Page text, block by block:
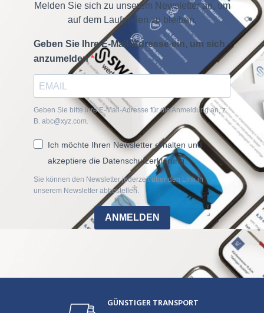
Melden Sie sich zu unserem Newsletter an, um
auf dem Laufenden zu bleiben.
Geben Sie Ihre E-Mail-Adresse ein, um sich
anzumelden
Geben Sie bitte Ihre E-Mail-Adresse für die Anmeldung an, z.
B. abc@xyz.com.
Ich möchte Ihren Newsletter erhalten und
akzeptiere die Datenschutzerklärung.
Sie können den Newsletter jederzeit über den Link in
unserem Newsletter abbestellen.
ANMELDEN
GÜNSTIGER TRANSPORT